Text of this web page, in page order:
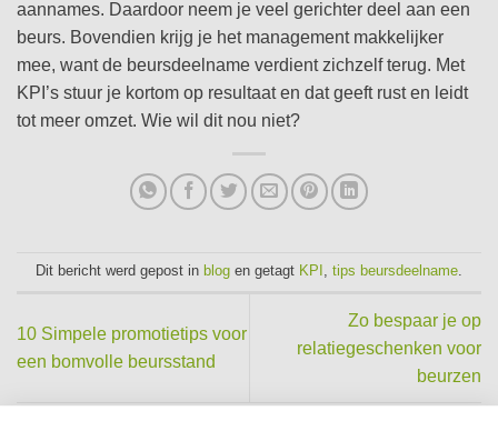
aannames. Daardoor neem je veel gerichter deel aan een
beurs. Bovendien krijg je het management makkelijker
mee, want de beursdeelname verdient zichzelf terug. Met
KPI’s stuur je kortom op resultaat en dat geeft rust en leidt
tot meer omzet. Wie wil dit nou niet?
Dit bericht werd gepost in blog en getagt KPI tips beursdeelname
10 Simpele promotietips voor
een bomvolle beursstand
Zo bespaar je op
relatiegeschenken voor
beurzen